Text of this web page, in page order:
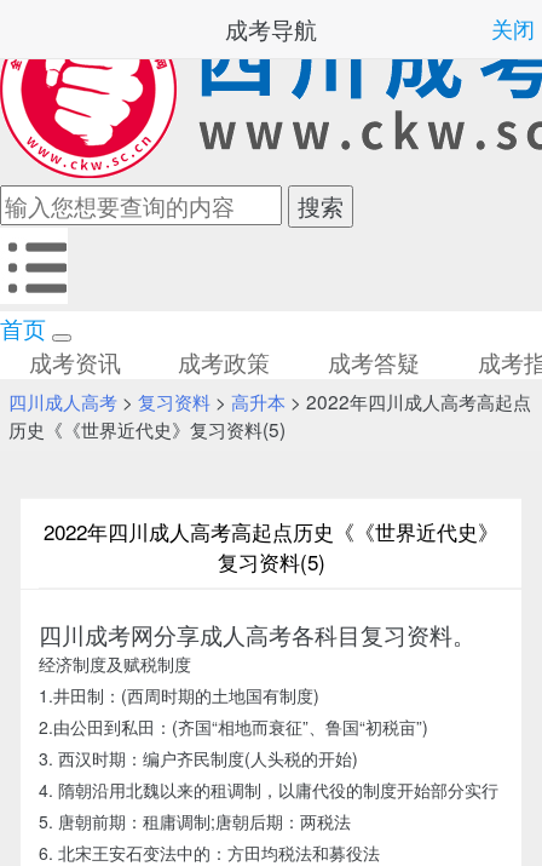
首页
成考资讯
成考政策 成考答疑 成考
四川成人高考> 复习资料> 高升本 > 2022年四川成人高考高起点
历史《《世界近代史》复习资料(5)
2022年四川成人高考高起点历史《《世界近代史》
复习资料(5)
四川成考网分享成人高考各科目复习资料。
经济制度及赋税制度
1.井田制：(西周时期的土地国有制度)
2.由公田到私田：(齐国“相地而衰征”、鲁国“初税亩”)
3. 西汉时期：编户齐民制度(人头税的开始)
4. 隋朝沿用北魏以来的租调制，以庸代役的制度开始部分实行
5. 唐朝前期：租庸调制;唐朝后期：两税法
6. 北宋王安石变法中的：方田均税法和募役法
成考导航 关闭